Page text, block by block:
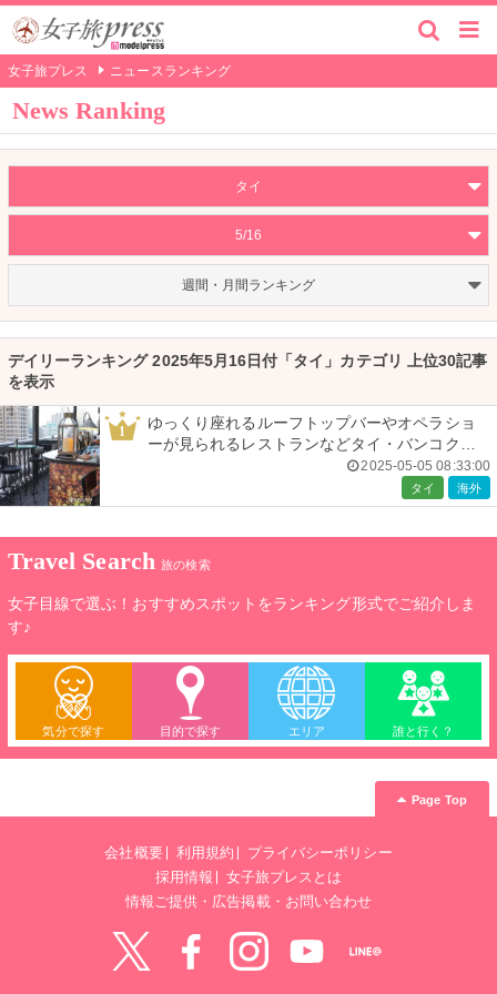
女子旅プレス ニュースランキング
News Ranking
タイ
5/16
週間・月間ランキング
デイリーランキング 2025年5月16日付「タイ」カテゴリ 上位30記事
を表示
1
ゆっくり座れるルーフトップバーやオペラショ
ーが見られるレストランなどタイ・バンコクの
2025-05-05 08:33:00
タイ 海外
Travel Search 旅の検索
女子目線で選ぶ！おすすめスポットをランキング形式でご紹介しま
す♪
気分で探す 目的で探す エリア 誰と行く？
Page Top
会社概要 利用規約
プライバシーポリシー
採用情報
女子旅プレスとは
情報ご提供・広告掲載・お問い合わせ